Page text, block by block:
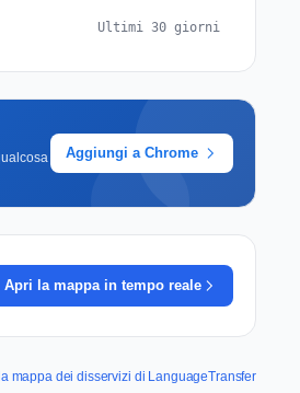
Ultimi 30 giorni
Aggiungi a Chrome
Apri la mappa in tempo reale
mappa dei disservizi di LanguageTransfer